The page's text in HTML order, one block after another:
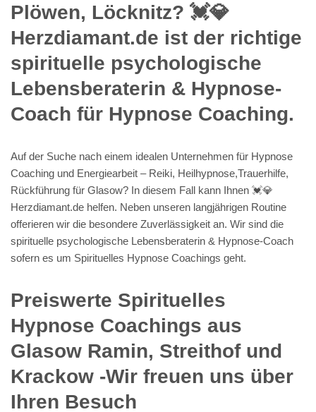
Plöwen, Löcknitz? 💓️💎
Herzdiamant.de ist der richtige
spirituelle psychologische
Lebensberaterin & Hypnose-
Coach für Hypnose Coaching.
Auf der Suche nach einem idealen Unternehmen für Hypnose
Coaching und Energiearbeit – Reiki, Heilhypnose,Trauerhilfe,
Rückführung für Glasow? In diesem Fall kann Ihnen 💓️💎
Herzdiamant.de helfen. Neben unseren langjährigen Routine
offerieren wir die besondere Zuverlässigkeit an. Wir sind die
spirituelle psychologische Lebensberaterin & Hypnose-Coach
sofern es um Spirituelles Hypnose Coachings geht.
Preiswerte Spirituelles
Hypnose Coachings aus
Glasow Ramin, Streithof und
Krackow -Wir freuen uns über
Ihren Besuch